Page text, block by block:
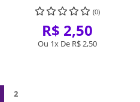
(0)
R$ 2,50
Ou 1x De R$ 2,50
2